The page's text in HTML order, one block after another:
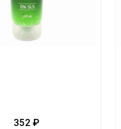
352 ₽